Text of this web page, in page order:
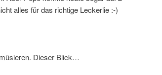
alles für das richtige Leckerlie :-)
Dieser Blick…